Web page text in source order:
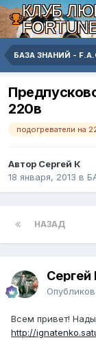
КЛУБ
БАЗА ЗНАНИЙ -
220в
подогреватели на
Автор Сергей К
18 января, 2013 в
НАЗАД
Сергей
Всем привет!
http://